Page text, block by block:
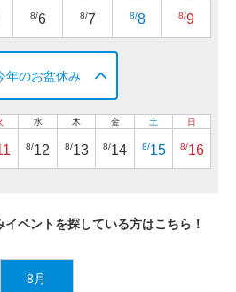
8/6 8/7 8/8 8/9
年のお盆休み
水
8/12
木
8/13
金
8/14
土
8/15
日
8/16
ベントを探している方はこちら！
8月